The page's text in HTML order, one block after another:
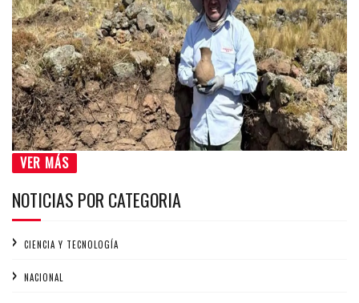
VER MÁS
NOTICIAS POR CATEGORIA
CIENCIA Y TECNOLOGÍA
NACIONAL